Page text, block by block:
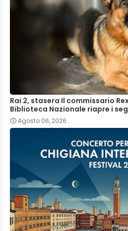
Rai 2, stasera Il commissario
Biblioteca Nazionale riapre i
Agosto 06, 2026